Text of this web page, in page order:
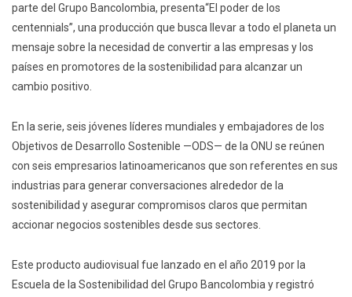
parte del Grupo Bancolombia, presenta“El poder de los
centennials”, una producción que busca llevar a todo el planeta un
mensaje sobre la necesidad de convertir a las empresas y los
países en promotores de la sostenibilidad para alcanzar un
cambio positivo.
En la serie, seis jóvenes líderes mundiales y embajadores de los
Objetivos de Desarrollo Sostenible —ODS— de la ONU se reúnen
con seis empresarios latinoamericanos que son referentes en sus
industrias para generar conversaciones alrededor de la
sostenibilidad y asegurar compromisos claros que permitan
accionar negocios sostenibles desde sus sectores.
Este producto audiovisual fue lanzado en el año 2019 por la
Escuela de la Sostenibilidad del Grupo Bancolombia y registró